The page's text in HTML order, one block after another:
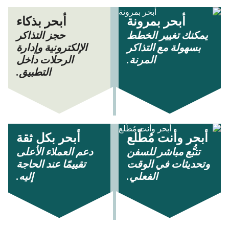
أبحر بمرونة
يمكنك تغيير الخطط
بسهولة مع التذاكر
المرنة.
أبحر بذكاء
حجز التذاكر
الإلكترونية وإدارة
الرحلات داخل
التطبيق.
أبحر وأنت مُطّلع
تتبُّع مباشر للسفن
وتحديثات في الوقت
الفعلي.
أبحر بكل ثقة
دعم العملاء الأعلى
تقييمًا عند الحاجة
إليه.